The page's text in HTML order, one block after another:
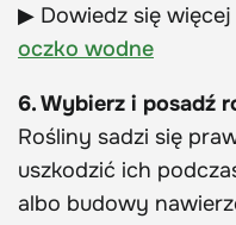
▶ Dowiedz się więcej
oczko wodne
6. Wybierz i posadź
Rośliny sadzi się
uszkodzić ich
albo budowy